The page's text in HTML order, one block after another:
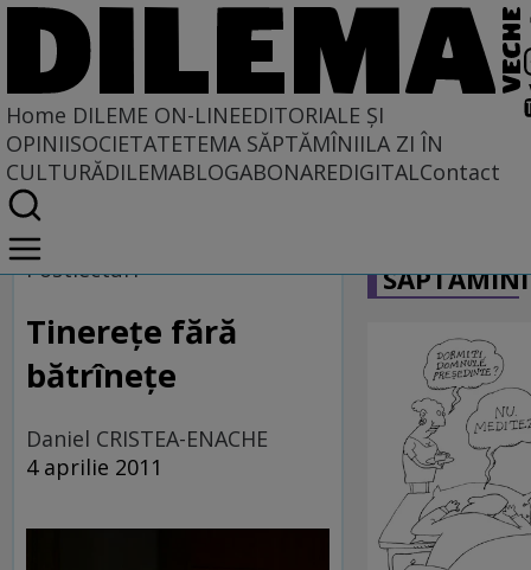
Home DILEME ON-LINEEDITORIALE ȘI
OPINIISOCIETATETEMA SĂPTĂMÎNIILA ZI ÎN
CULTURĂDILEMABLOGABONAREDIGITALContact
Home
Dileme on-line
Postlecturi
Tinereţe fără
bătrîneţe
Daniel CRISTEA-ENACHE
4 aprilie 2011